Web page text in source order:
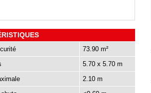
73.90 m²
5.70 x 5.70 m
2.10 m